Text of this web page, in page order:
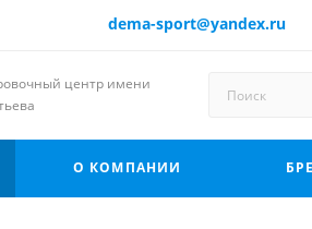
dema-sport@yandex.ru
центр имени
О КОМПАНИИ